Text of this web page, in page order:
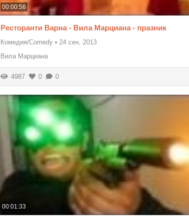
00:00:56
Ресторанти Варна - Вила Марциана - празник
Комедия/Comedy • 24 сен, 2013
Вила Марциана
4987 0 0
00:01:33